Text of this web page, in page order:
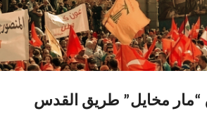
“مار مخايل” طريق القدس